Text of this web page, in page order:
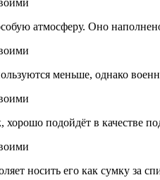
атмосферу. Оно
меньше, однако
подойдёт в качестве
носить его как сумку за